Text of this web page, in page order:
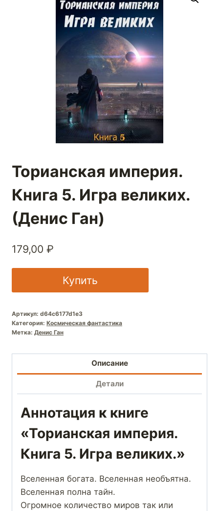
Торианская империя.
Книга 5. Игра великих.
(Денис Ган)
179,00 ₽
Купить
Артикул: d64c6177d1e3
Категория: Космическая фантастика
Метка: Денис Ган
Описание
Детали
Аннотация к книге
«Торианская империя.
Книга 5. Игра великих.»
Вселенная богата. Вселенная необъятна.
Вселенная полна тайн.
Огромное количество миров так или